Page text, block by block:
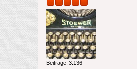
Beiträge: 3.136